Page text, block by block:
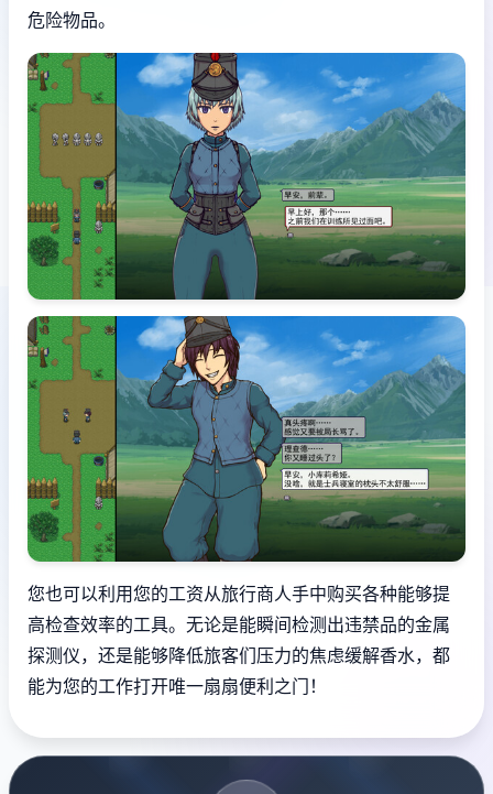
危险物品。
您也可以利用您的工资从旅行商人手中购买各种能够提
高检查效率的工具。无论是能瞬间检测出违禁品的金属
探测仪，还是能够降低旅客们压力的焦虑缓解香水，都
能为您的工作打开唯一扇扇便利之门！